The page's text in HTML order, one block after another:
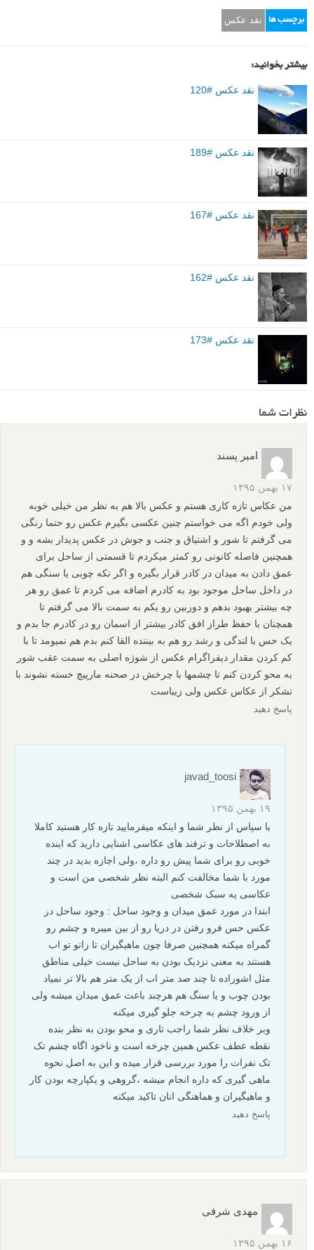
یکی از دیدگاه های برجسته هفته گذشته:
عکس این است که کادر،عمودی است، نه افقی و این عمودی بودن، کاملاً
حس پایداری و سختی ساختمان ها و صنعت مدرن به بیننده منتقل میکند.
نکته ی مثبت دیگر این است که ساختمان در دل درختان و طبیعت ساخته
دارد امّا به نظر بنده، کنتراست ندارد. و این باعث می شود که تضاد بین
زندگی شهری و زندگی مدرن، زیاد به چشم نیاید. از طرفی خطوطی که
درختان ایجاد میکنند، سخت و پر انرژی هستند و چشم مخاطب را کمی آزار
میدهند و اتفاقاً زمانی که چشم به ساختمان میرسد، آرامش بیشتری
احساس میکنیم. به نظر بنده، اگر همین عکس، با همین ایده و فرم، در بهار
گرفته می شد، تاثیر دو چندانی داشت. موفق و پیروز باشید. یا علی…
باشد. ما سعی می کنیم هر هفته یکی از نقد های سازنده خوانندگان
«برجسته ترین» نقد بر عهده شما است. از این رو توصیه می کنیم شما نیز
تمامی این نقد ها را مطالعه بفرمایید. برای مطالعه تمامی نقد های مطرح
شده در هفته گذشته، روی عکس فوق کلیک کرده و به پایین صفحه مراجعه
نمایید.
برچسب ها نقد عکس
بیشتر بخوانید:
نقد عکس #120
نقد عکس #189
نقد عکس #167
نقد عکس #162
نقد عکس #173
نظرات شما
امیر پسند
من عکاس تازه کاری هستم و عکس بالا هم به نظر من خیلی خوبه
ولی خودم اگه می خواستم چنین عکسی بگیرم عکس رو حتما رنگی
چه بیشتر بهبود بدهم و دوربین رو یکم به سمت بالا می گرفتم تا
همچنان با حفظ طراز افق کادر بیشتر از اسمان رو در کادرم جا بدم و
یک حس با لندگی و رشد رو هم به بیننده القا کنم بدم هم نمیومد تا با